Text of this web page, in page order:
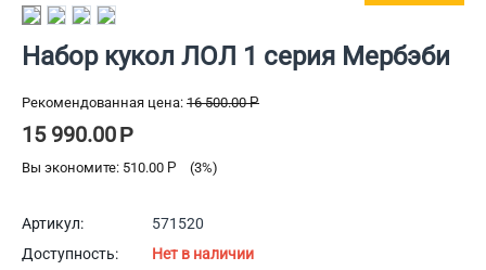
Набор кукол ЛОЛ 1 серия Мербэби
Рекомендованная цена: 16 500.00 Р
15 990.00Р
Вы экономите: 510.00 Р (3%)
Артикул:
571520
Доступность:
Нет в наличии